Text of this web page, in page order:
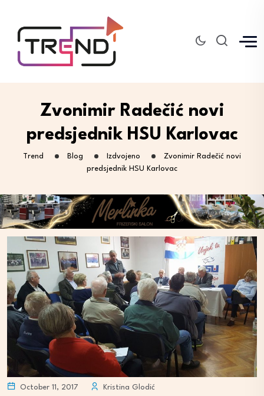
Zvonimir Radečić novi
predsjednik HSU Karlovac
Trend Blog Izdvojeno
Zvonimir Radečić novi
predsjednik HSU Karlovac
October 11, 2017
Kristina Glodić